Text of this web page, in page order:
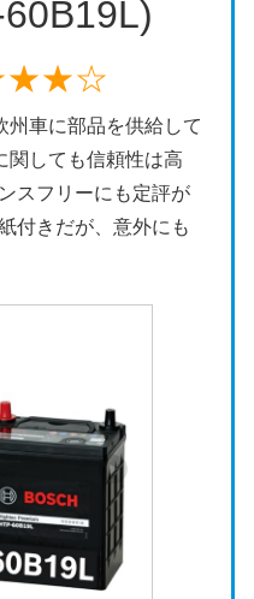
州車に部品を供給して
関しても信頼性は高
スフリーにも定評が
付きだが、意外にも